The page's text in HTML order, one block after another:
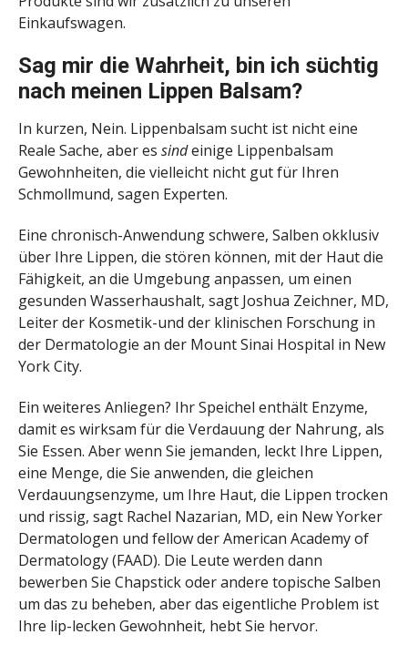
Einkaufswagen.
Sag mir die Wahrheit, bin ich süchtig
nach meinen Lippen Balsam?
In kurzen, Nein. Lippenbalsam sucht ist nicht eine
Reale Sache, aber es sindeinige Lippenbalsam
Gewohnheiten, die vielleicht nicht gut für Ihren
Schmollmund, sagen Experten.
Eine chronisch-Anwendung schwere, Salben okklusiv
über Ihre Lippen, die stören können, mit der Haut die
Fähigkeit, an die Umgebung anpassen, um einen
gesunden Wasserhaushalt, sagt Joshua Zeichner, MD,
Leiter der Kosmetik-und der klinischen Forschung in
der Dermatologie an der Mount Sinai Hospital in New
York City.
Ein weiteres Anliegen? Ihr Speichel enthält Enzyme,
damit es wirksam für die Verdauung der Nahrung, als
Sie Essen. Aber wenn Sie jemanden, leckt Ihre Lippen,
eine Menge, die Sie anwenden, die gleichen
Verdauungsenzyme, um Ihre Haut, die Lippen trocken
und rissig, sagt Rachel Nazarian, MD, ein New Yorker
Dermatologen und fellow der American Academy of
Dermatology (FAAD). Die Leute werden dann
bewerben Sie Chapstick oder andere topische Salben
um das zu beheben, aber das eigentliche Problem ist
Ihre lip-lecken Gewohnheit, hebt Sie hervor.